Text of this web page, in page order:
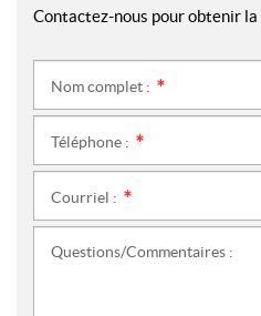
Contactez-nous pour obtenir
Nom complet :
Téléphone :
Courriel :
Questions/Commentaires :